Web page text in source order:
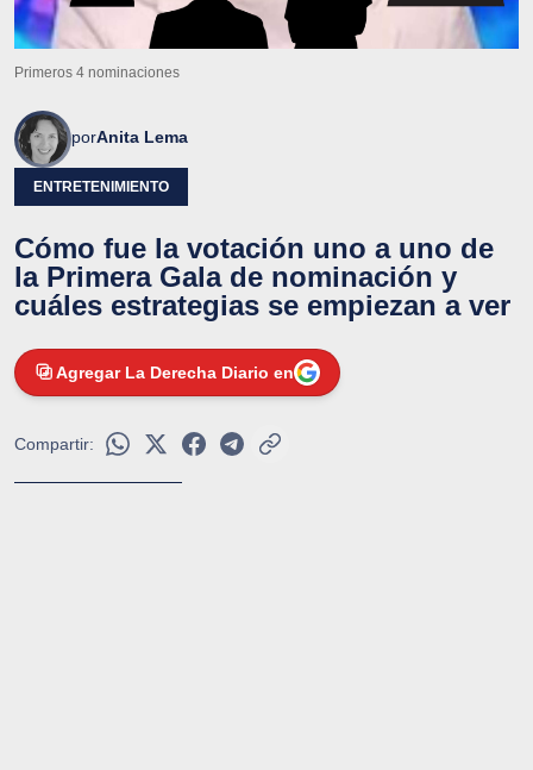
Primeros 4 nominaciones
porAnita Lema
ENTRETENIMIENTO
Cómo fue la votación uno a uno de
la Primera Gala de nominación y
cuáles estrategias se empiezan a ver
Agregar La Derecha Diario en
Compartir: